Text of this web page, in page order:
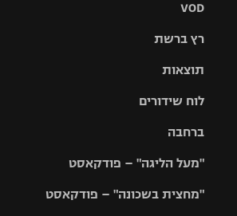
VOD
רץ ברשת
תוצאות
לוח שידורים
ברחבה
"מעל הליגה" – פודקאסט
"מחצית בשכונה" – פודקאסט